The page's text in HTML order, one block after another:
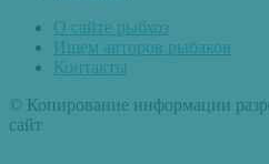
О сайте рыбхоз
Ищем авторов рыбаков
Контакты
© Копирование информации
сайт